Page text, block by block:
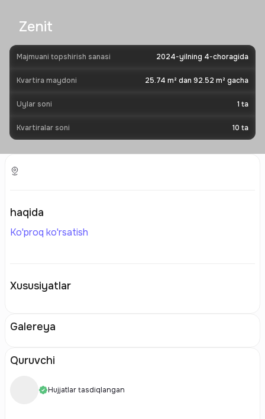
Zenit
Majmuani topshirish sanasi 2024-yilning 4-choragida
Kvartira maydoni 25.74 m² dan 92.52 m² gacha
Uylar soni 1 ta
Kvartiralar soni 10 ta
haqida
Ko'proq ko'rsatish
Xususiyatlar
Galereya
Quruvchi
Hujjatlar tasdiqlangan